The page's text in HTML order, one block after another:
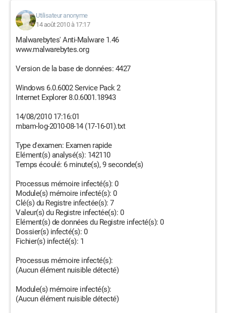
Utilisateur anonyme
14 août 2010 à 17:17
Malwarebytes' Anti-Malware 1.46
www.malwarebytes.org
Version de la base de données: 4427
Windows 6.0.6002 Service Pack 2
Internet Explorer 8.0.6001.18943
14/08/2010 17:16:01
mbam-log-2010-08-14 (17-16-01).txt
Type d'examen: Examen rapide
Elément(s) analysé(s): 142110
Temps écoulé: 6 minute(s), 9 seconde(s)
Processus mémoire infecté(s): 0
Module(s) mémoire infecté(s): 0
Clé(s) du Registre infectée(s): 7
Valeur(s) du Registre infectée(s): 0
Elément(s) de données du Registre infecté(s): 0
Dossier(s) infecté(s): 0
Fichier(s) infecté(s): 1
Processus mémoire infecté(s):
(Aucun élément nuisible détecté)
Module(s) mémoire infecté(s):
(Aucun élément nuisible détecté)